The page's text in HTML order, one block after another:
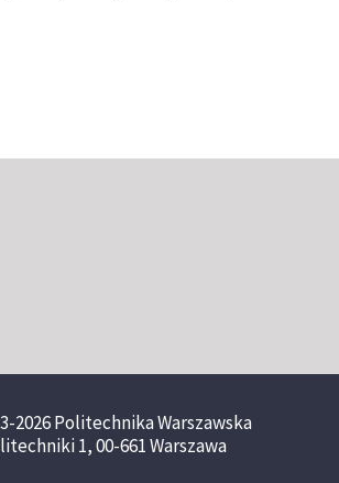
2026 Politechnika Warszawska
1, 00-661 Warszawa